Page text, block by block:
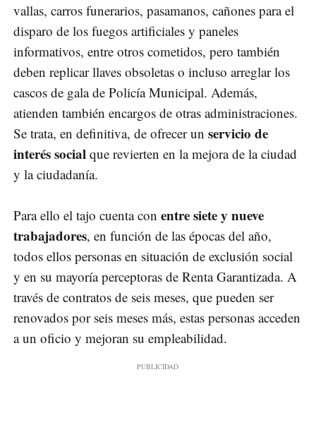
vallas, carros funerarios, pasamanos, cañones para el
disparo de los fuegos artificiales y paneles
informativos, entre otros cometidos, pero también
deben replicar llaves obsoletas o incluso arreglar los
cascos de gala de Policía Municipal. Además,
atienden también encargos de otras administraciones.
Se trata, en definitiva, de ofrecer un servicio de
interés social que revierten en la mejora de la ciudad
y la ciudadanía.
Para ello el tajo cuenta con entre siete y nueve
trabajadores, en función de las épocas del año,
todos ellos personas en situación de exclusión social
y en su mayoría perceptoras de Renta Garantizada. A
través de contratos de seis meses, que pueden ser
renovados por seis meses más, estas personas acceden
a un oficio y mejoran su empleabilidad.